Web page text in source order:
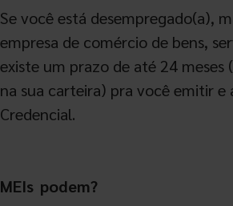
Se você está desempregado(a),
empresa de comércio de bens,
existe um prazo de até 24 meses
na sua carteira) pra você emitir e
Credencial.
MEIs podem?